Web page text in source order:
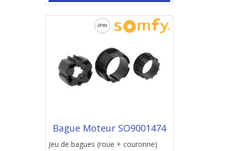
Bague Moteur SO9001474
Jeu de bagues (roue + couronne)